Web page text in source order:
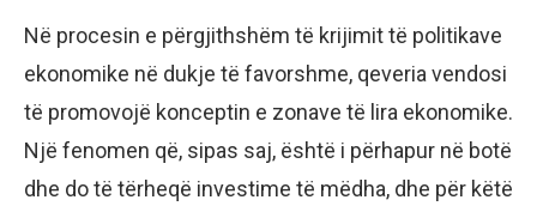
Në procesin e përgjithshëm të krijimit të politikave
ekonomike në dukje të favorshme, qeveria vendosi
të promovojë konceptin e zonave të lira ekonomike.
Një fenomen që, sipas saj, është i përhapur në botë
dhe do të tërheqë investime të mëdha, dhe për këtë